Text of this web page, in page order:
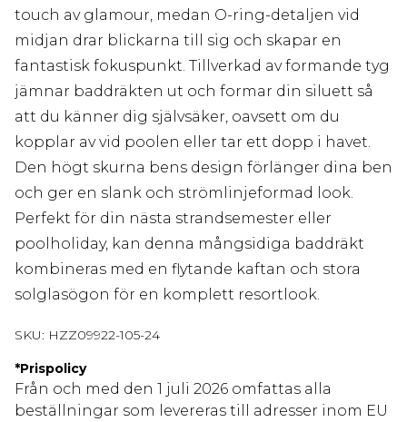
touch av glamour, medan O-ring-detaljen vid
midjan drar blickarna till sig och skapar en
fantastisk fokuspunkt. Tillverkad av formande tyg
jämnar baddräkten ut och formar din siluett så
att du känner dig självsäker, oavsett om du
kopplar av vid poolen eller tar ett dopp i havet.
Den högt skurna bens design förlänger dina ben
och ger en slank och strömlinjeformad look.
Perfekt för din nästa strandsemester eller
poolholiday, kan denna mångsidiga baddräkt
kombineras med en flytande kaftan och stora
solglasögon för en komplett resortlook.
SKU: HZZ09922-105-24
*Prispolicy
Från och med den 1 juli 2026 omfattas alla
beställningar som levereras till adresser inom EU